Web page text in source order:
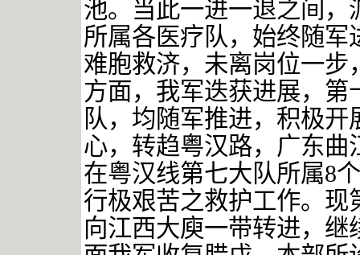
池。当此一进一退之间
所属各医疗队，始终随
难胞救济，未离岗位一
方面，我军迭获进展，
队，均随军推进，积极开
心，转趋粤汉路，广东
在粤汉线第七大队所属8
行极艰苦之救护工作。
向江西大庾一带转进，继